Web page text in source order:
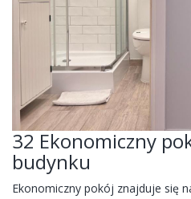
32 Ekonomiczny
budynku
Ekonomiczny pokój znajduje się